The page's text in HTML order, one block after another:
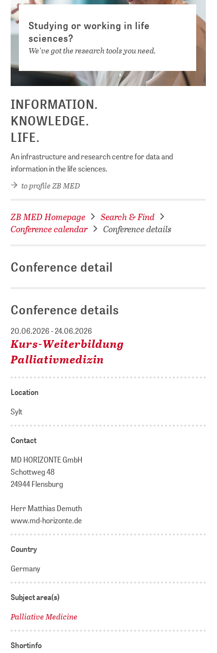
Studying or working in life
sciences?
We've got the research tools you need.
INFORMATION.
KNOWLEDGE.
LIFE.
An infrastructure and research centre for data and
information in the life sciences.
to profile ZB MED
ZB MED Homepage
Search & Find
Conference calendar
Conference details
Conference detail
Conference details
20.06.2026 - 24.06.2026
Kurs-Weiterbildung
Palliativmedizin
Location
Sylt
Contact
MD HORIZONTE GmbH
Schottweg 48
24944 Flensburg
Herr Matthias Demuth
www.md-horizonte.de
Country
Germany
Subject area(s)
Palliative Medicine
Shortinfo